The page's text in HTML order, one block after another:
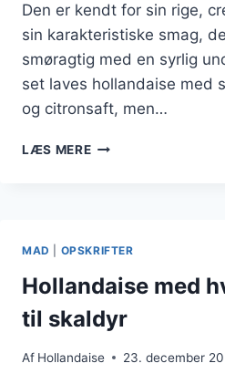
Den er kendt for sin rige,
sin karakteristiske smag,
smøragtig med en syrlig
set laves hollandaise med
og citronsaft, men…
LÆS MEREHOLLANDAISE
MAD OPSKRIFTER
Hollandaise med
til skaldyr
Af Hollandaise 23. december